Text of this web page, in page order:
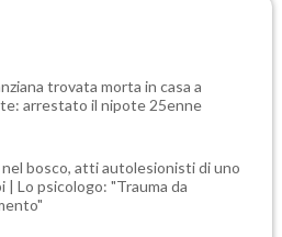
trovata morta in casa a
arrestato il nipote 25enne
nel bosco, atti autolesionisti di uno
| Lo psicologo: "Trauma da